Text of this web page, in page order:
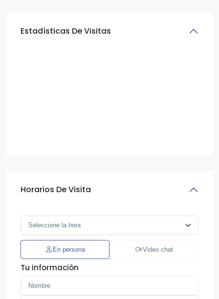
Estadísticas De Visitas
Horarios De Visita
En persona Video chat
Tu información